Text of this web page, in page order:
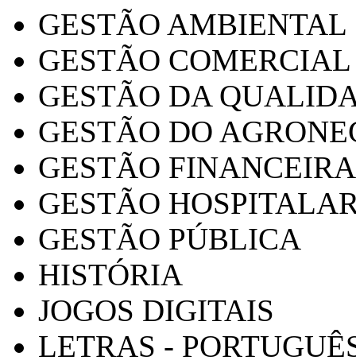
GESTÃO AMBIENTAL
GESTÃO COMERCIAL
GESTÃO DA
GESTÃO DO
GESTÃO FINANCEIRA
GESTÃO
GESTÃO PÚBLICA
HISTÓRIA
JOGOS DIGITAIS
LETRAS -